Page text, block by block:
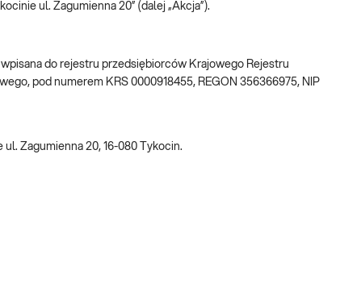
ul. Zagumienna 20” (dalej „Akcja”).
wpisana do rejestru przedsiębiorców Krajowego Rejestru
pod numerem KRS 0000918455, REGON 356366975, NIP
Zagumienna 20, 16-080 Tykocin.